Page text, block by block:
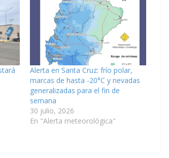
Alerta en Santa Cruz: frío polar,
marcas de hasta -20°C y nevadas
generalizadas para el fin de
semana
30 julio, 2026
En "Alerta meteorológica"